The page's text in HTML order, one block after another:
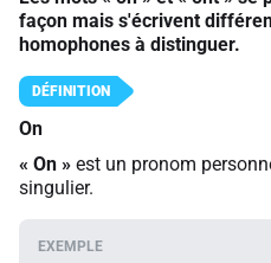
façon mais s'écrivent
homophones à distinguer.
On
« On » est un pronom
singulier.